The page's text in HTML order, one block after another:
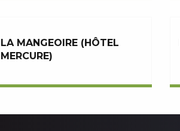
LA MANGEOIRE (HÔTEL
MERCURE)